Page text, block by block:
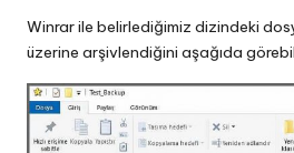
Winrar ile belirlediğimiz dizindeki
üzerine arşivlendiğini aşağıda